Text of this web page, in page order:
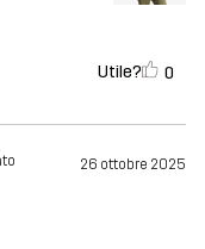
Utile? 0
26 ottobre 2025